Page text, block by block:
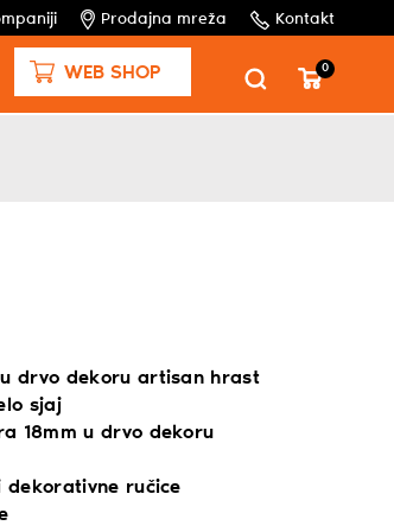
Prodajna mreža Kontakt
WEB SHOP 0
drvo dekoru artisan hrast
sjaj
18mm u drvo dekoru
dekorativne ručice